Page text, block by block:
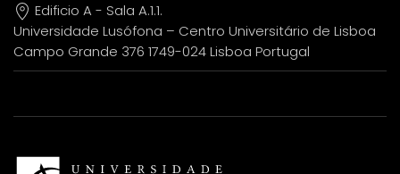
Edificio A - Sala A.1.1.
Universidade Lusófona – Centro Universitário de Lisboa
Campo Grande 376 1749-024 Lisboa Portugal